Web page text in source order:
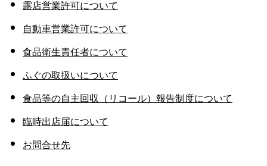
露店営業許可について
自動車営業許可について
食品衛生責任者について
ふぐの取扱いについて
食品等の自主回収（リコール）報告制度について
臨時出店届について
お問合せ先